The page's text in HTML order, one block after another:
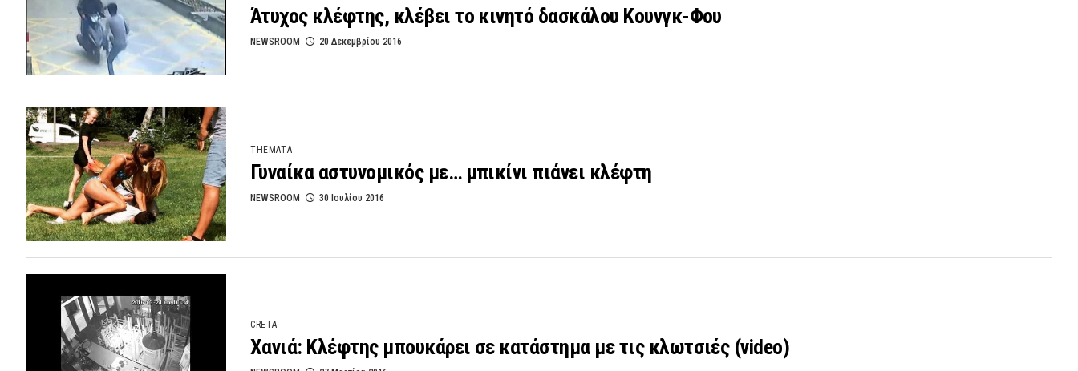
Άτυχος κλέφτης, κλέβει το κινητό δασκάλου Κουνγκ-Φου
NEWSROOM 20 Δεκεμβρίου 2016
THEMATA
Γυναίκα αστυνομικός με… μπικίνι πιάνει κλέφτη
NEWSROOM 30 Ιουλίου 2016
CRETA
Χανιά: Κλέφτης μπουκάρει σε κατάστημα με τις κλωτσιές (video)